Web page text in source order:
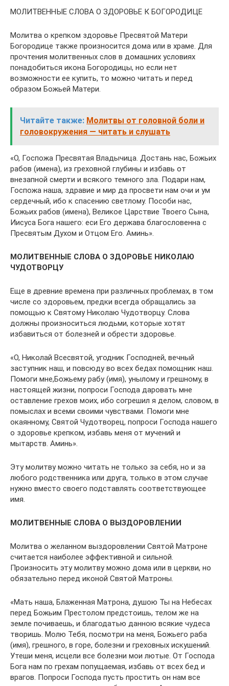
МОЛИТВЕННЫЕ СЛОВА О ЗДОРОВЬЕ К БОГОРОДИЦЕ
Молитва о крепком здоровье Пресвятой Матери
Богородице также произносится дома или в храме. Для
прочтения молитвенных слов в домашних условиях
понадобиться икона Богородицы, но если нет
возможности ее купить, то можно читать и перед
образом Божьей Матери.
Читайте также: Молитвы от головной боли и
головокружения — читать и слушать
«О, Госпожа Пресвятая Владычица. Достань нас, Божьих
рабов (имена), из греховной глубины и избавь от
внезапной смерти и всякого темного зла. Подари нам,
Госпожа наша, здравие и мир да просвети нам очи и ум
сердечный, ибо к спасению светлому. Пособи нас,
Божьих рабов (имена), Великое Царствие Твоего Сына,
Иисуса Бога нашего: еси Его держава благословенна с
Пресвятым Духом и Отцом Его. Аминь».
МОЛИТВЕННЫЕ СЛОВА О ЗДОРОВЬЕ НИКОЛАЮ
ЧУДОТВОРЦУ
Еще в древние времена при различных проблемах, в том
числе со здоровьем, предки всегда обращались за
помощью к Святому Николаю Чудотворцу. Слова
должны произноситься людьми, которые хотят
избавиться от болезней и обрести здоровье.
«О, Николай Всесвятой, угодник Господней, вечный
заступник наш, и повсюду во всех бедах помощник наш.
Помоги мне,Божьему рабу (имя), унылому и грешному, в
настоящей жизни, попроси Господа даровать мне
оставление грехов моих, ибо согрешил я делом, словом, в
помыслах и всеми своими чувствами. Помоги мне
окаянному, Святой Чудотворец, попроси Господа нашего
о здоровье крепком, избавь меня от мучений и
мытарств. Аминь».
Эту молитву можно читать не только за себя, но и за
любого родственника или друга, только в этом случае
нужно вместо своего подставлять соответствующее
имя.
МОЛИТВЕННЫЕ СЛОВА О ВЫЗДОРОВЛЕНИИ
Молитва о желанном выздоровлении Святой Матроне
считается наиболее эффективной и сильной.
Произносить эту молитву можно дома или в церкви, но
обязательно перед иконой Святой Матроны.
«Мать наша, Блаженная Матрона, душою Ты на Небесах
перед Божьим Престолом предстоишь, телом же на
земле почиваешь, и благодатью данною всякие чудеса
творишь. Молю Тебя, посмотри на меня, Божьего раба
(имя), грешного, в горе, болезни и греховных искушений.
Утеши меня, исцели все болезни мои лютые. От Господа
Бога нам по грехам попущаемая, избавь от всех бед и
врагов. Попроси Господа пусть простить он нам все